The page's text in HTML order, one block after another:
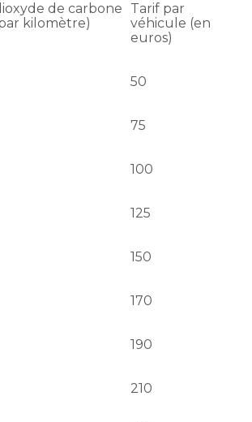
de carbone
kilomètre)
Tarif par
véhicule (en
euros)
50
75
100
125
150
170
190
210